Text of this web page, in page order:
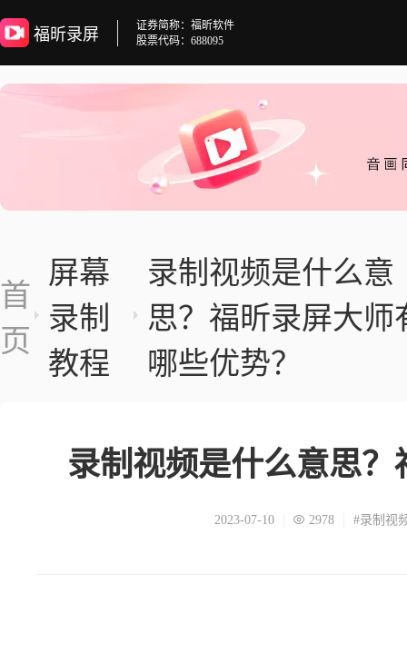
福昕录屏
证券简称：福昕软件
股票代码：688095
首
页
屏幕
录制
教程
录制视频是什么意
思？福昕录屏大师
哪些优势？
录制视频是什么意思
2023-07-10 2978 #录制视